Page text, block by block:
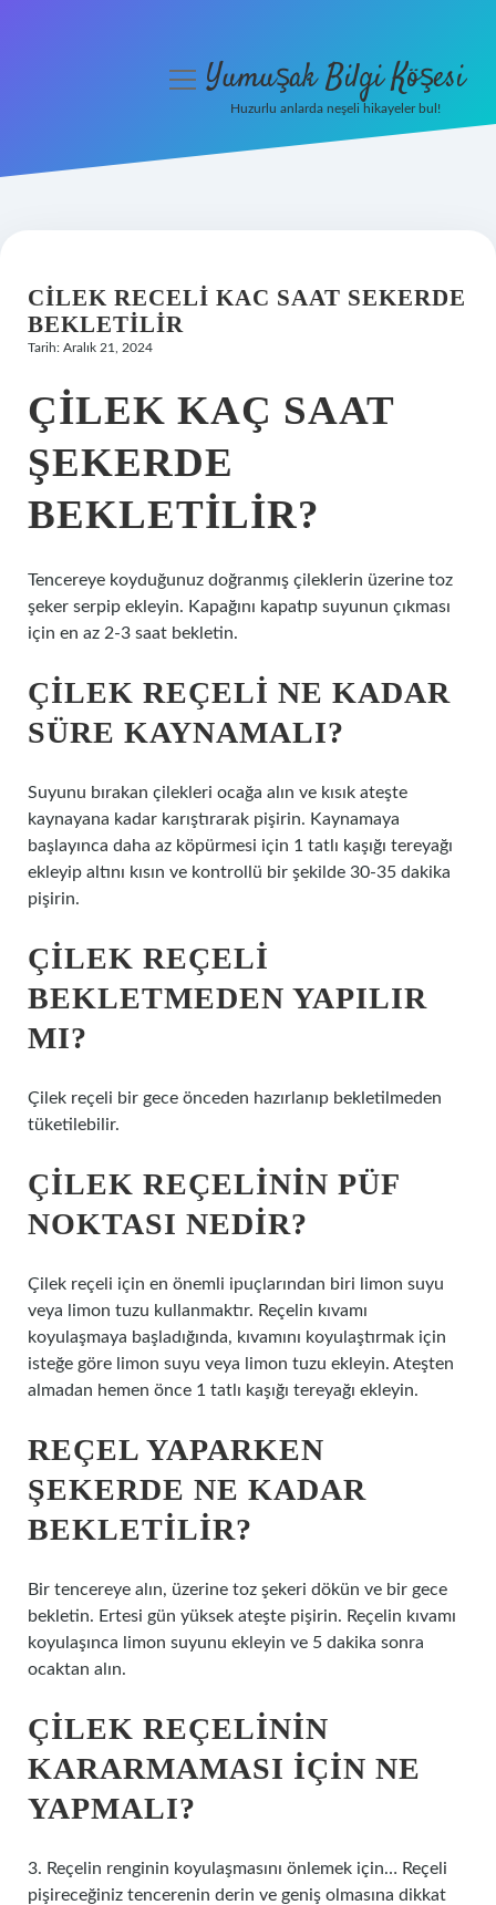
Hakkımızda
menüyüYumuşak Bilgi Köşesi
Huzurlu anlarda neşeli hikayeler bul!
CILEK RECELI KAC SAAT SEKERDE
BEKLETILIR
Tarih: Aralık 21, 2024
ÇILEK KAÇ SAAT
ŞEKERDE
BEKLETILIR?
Tencereye koyduğunuz doğranmış çileklerin üzerine toz
şeker serpip ekleyin. Kapağını kapatıp suyunun çıkması
için en az 2-3 saat bekletin.
ÇILEK REÇELI NE KADAR
SÜRE KAYNAMALI?
Suyunu bırakan çilekleri ocağa alın ve kısık ateşte
kaynayana kadar karıştırarak pişirin. Kaynamaya
başlayınca daha az köpürmesi için 1 tatlı kaşığı tereyağı
ekleyip altını kısın ve kontrollü bir şekilde 30-35 dakika
pişirin.
ÇILEK REÇELI
BEKLETMEDEN YAPILIR
MI?
Çilek reçeli bir gece önceden hazırlanıp bekletilmeden
tüketilebilir.
ÇILEK REÇELININ PÜF
NOKTASI NEDIR?
Çilek reçeli için en önemli ipuçlarından biri limon suyu
veya limon tuzu kullanmaktır. Reçelin kıvamı
koyulaşmaya başladığında, kıvamını koyulaştırmak için
isteğe göre limon suyu veya limon tuzu ekleyin. Ateşten
almadan hemen önce 1 tatlı kaşığı tereyağı ekleyin.
REÇEL YAPARKEN
ŞEKERDE NE KADAR
BEKLETILIR?
Bir tencereye alın, üzerine toz şekeri dökün ve bir gece
bekletin. Ertesi gün yüksek ateşte pişirin. Reçelin kıvamı
koyulaşınca limon suyunu ekleyin ve 5 dakika sonra
ocaktan alın.
ÇILEK REÇELININ
KARARMAMASI IÇIN NE
YAPMALI?
3. Reçelin renginin koyulaşmasını önlemek için… Reçeli
pişireceğiniz tencerenin derin ve geniş olmasına dikkat